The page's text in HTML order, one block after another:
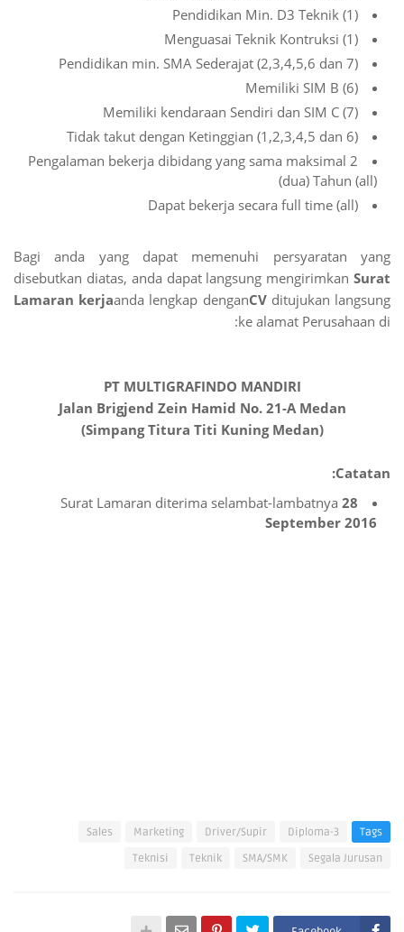
Pendidikan Min. D3 Teknik (1)
Menguasai Teknik Kontruksi (1)
Pendidikan min. SMA Sederajat (2,3,4,5,6 dan 7)
Memiliki SIM B (6)
Memiliki kendaraan Sendiri dan SIM C (7)
Tidak takut dengan Ketinggian (1,2,3,4,5 dan 6)
Pengalaman bekerja dibidang yang sama maksimal 2
(dua) Tahun (all)
Dapat bekerja secara full time (all)
Bagi anda yang dapat memenuhi persyaratan yang
disebutkan diatas, anda dapat langsung mengirimkan Surat
Lamaran kerjaanda lengkap denganCVditujukan langsung
ke alamat Perusahaan di:
PT MULTIGRAFINDO MANDIRI
Jalan Brigjend Zein Hamid No. 21-A Medan
(Simpang Titura Titi Kuning Medan)
Catatan:
Surat Lamaran diterima selambat-lambatnya 28
September 2016
Tags
Diploma-3
Driver/Supir
Marketing
Sales
Segala Jurusan
SMA/SMK
Teknik
Teknisi